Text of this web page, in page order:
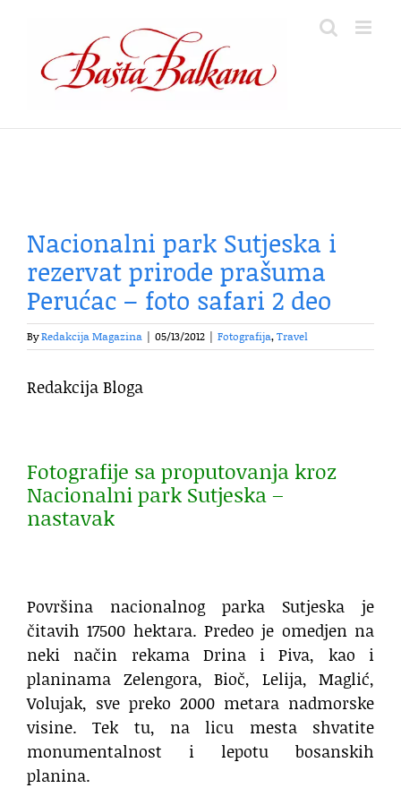
content
Nacionalni park Sutjeska i
rezervat prirode prašuma
Perućac – foto safari 2 deo
ByRedakcija Magazina 05/13/2012 Fotografija,Travel
Redakcija Bloga
Fotografije sa proputovanja kroz
Nacionalni park Sutjeska –
nastavak
Površina nacionalnog parka Sutjeska je
čitavih 17500 hektara. Predeo je omedjen na
neki način rekama Drina i Piva, kao i
planinama Zelengora, Bioč, Lelija, Maglić,
Volujak, sve preko 2000 metara nadmorske
visine. Tek tu, na licu mesta shvatite
monumentalnost i lepotu bosanskih
planina.